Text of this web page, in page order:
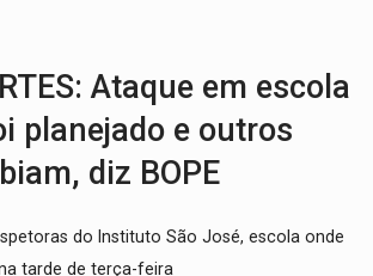
Ataque em escola
planejado e outros
diz BOPE
do Instituto São José, escola onde
tarde de terça-feira